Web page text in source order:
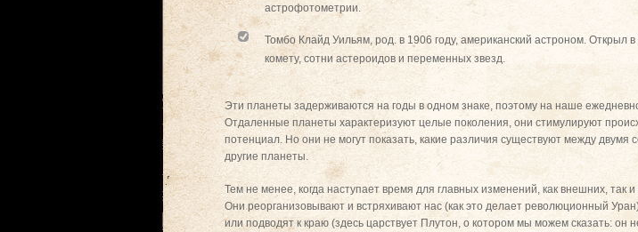
астрофотометрии.
Томбо Клайд Уильям, род. в 1906 году, американский астроном. Открыл
комету, сотни астероидов и переменных звезд.
Эти планеты задерживаются на годы в одном знаке, поэтому на наше
Отдаленные планеты характеризуют целые поколения, они стимулируют
потенциал. Но они не могут показать, какие различия существуют между
другие планеты.
Тем не менее, когда наступает время для главных изменений, как внешних, так
Они реорганизовывают и встряхивают нас (как это делает революционный
или подводят к краю (здесь царствует Плутон, о котором мы можем сказать: